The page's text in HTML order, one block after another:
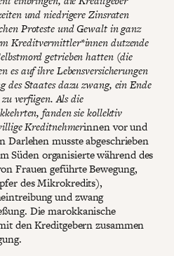
und niedrigere Zinsraten
Proteste und Gewalt in ganz
Kreditvermittler*innen dutzende
getrieben hatten (die
es auf ihre Lebensversicherungen
des Staates dazu zwang, ein Ende
verfügen. Als die
fanden sie kollektiv
Kreditnehmerinnen vor und
musste abgeschrieben
Süden organisierte während des
Frauen geführte Bewegung,
des Mikrokredits),
und zwang
Die marokkanische
den Kreditgebern zusammen